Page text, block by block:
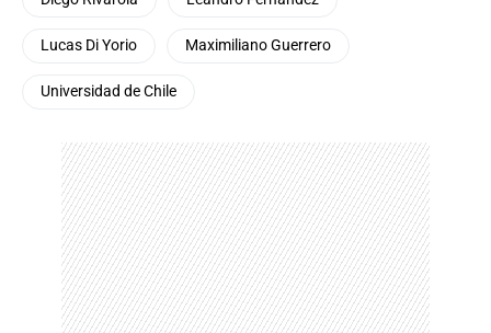
Lucas Di Yorio Maximiliano Guerrero
Universidad de Chile